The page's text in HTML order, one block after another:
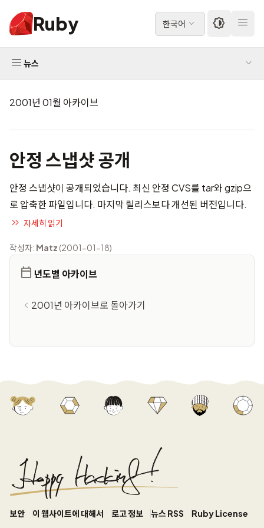
Ruby 한국어
뉴스
2001년 01월 아카이브
안정 스냅샷 공개
안정 스냅샷이 공개되었습니다. 최신 안정 CVS를 tar와 gzip으
로 압축한 파일입니다. 마지막 릴리스보다 개선된 버전입니다.
자세히 읽기
작성자: Matz (2001-01-18)
년도별 아카이브
2001년 아카이브로 돌아가기
보안 이 웹사이트에 대해서 로고 정보 뉴스 RSS Ruby License